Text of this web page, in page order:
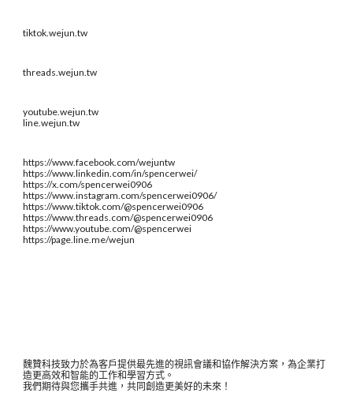
tiktok.wejun.tw
threads.wejun.tw
youtube.wejun.tw
line.wejun.tw
https://www.facebook.com/wejuntw
https://www.linkedin.com/in/spencerwei/
https://x.com/spencerwei0906
https://www.instagram.com/spencerwei0906/
https://www.tiktok.com/@spencerwei0906
https://www.threads.com/@spencerwei0906
https://www.youtube.com/@spencerwei
https://page.line.me/wejun
魏贊科技致力於為客戶提供最先進的視訊會議和協作解決方案，為企業打
造更高效和智能的工作和學習方式。
我們期待與您攜手共進，共同創造更美好的未來！